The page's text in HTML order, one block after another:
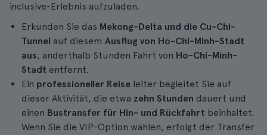
inclusive-Erlebnis aufzuladen.
Erkunden Sie das Mekong-Delta und die Cu-Chi-
Tunnel auf diesem Ausflug von Ho-Chi-Minh-Stadt
aus, anderthalb Stunden Fahrt von Ho-Chi-Minh-
Stadt entfernt.
Ein professioneller Reise leiter begleitet Sie auf
dieser Aktivität, die etwa zehn Stunden dauert und
einen Bustransfer für Hin- und Rückfahrt beinhaltet.
Wenn Sie die VIP-Option wählen, erfolgt der Transfer